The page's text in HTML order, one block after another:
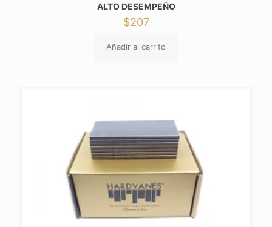
ALTO DESEMPEÑO
$207
Añadir al carrito